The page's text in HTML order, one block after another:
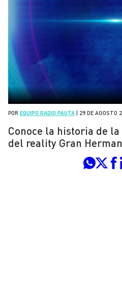
POR EQUIPO RADIO PAUTA 29 DE AGOSTO
Conoce la historia de
del reality Gran